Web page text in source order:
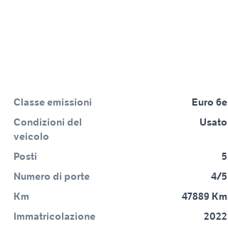
Classe emissioni
Euro 6e
Condizioni del
veicolo
Usato
Posti
5
Numero di porte
4/5
Km
47889 Km
Immatricolazione
2022